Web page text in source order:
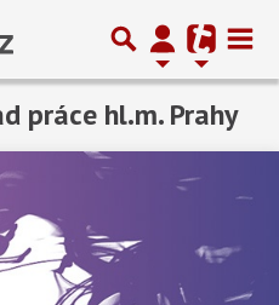
práce hl.m. Prahy